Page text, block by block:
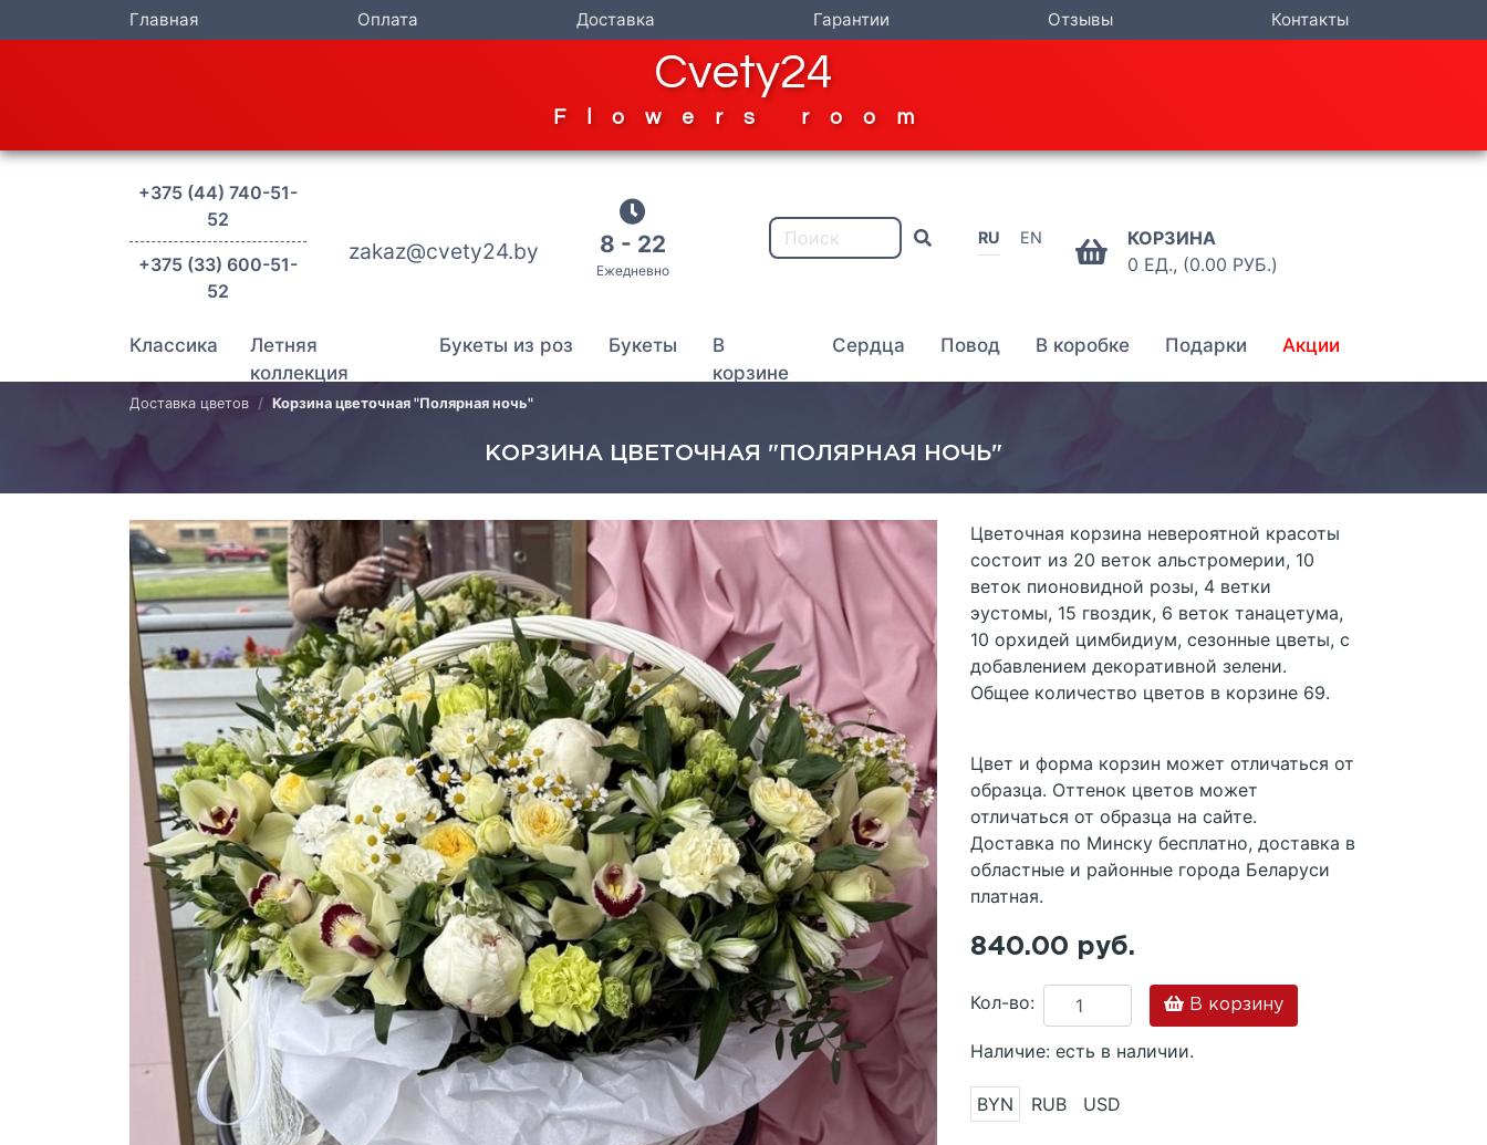
Главная Оплата Доставка Гарантии Отзывы Контакты
Cvety24
Flowers room
+375 (44) 740-51-
52
+375 (33) 600-51-
52
zakaz@cvety24.by 8 - 22
Ежедневно
RU EN
КОРЗИНА
0 ЕД., (0.00 РУБ.)
Классика
Летняя
коллекция
Букеты из роз Букеты
В
корзине
Сердца Повод В коробке Подарки Акции
Доставка цветов Корзина цветочная "Полярная ночь"
КОРЗИНА ЦВЕТОЧНАЯ "ПОЛЯРНАЯ НОЧЬ"
Цветочная корзина невероятной красоты
состоит из 20 веток альстромерии, 10
веток пионовидной розы, 4 ветки
эустомы, 15 гвоздик, 6 веток танацетума,
10 орхидей цимбидиум, сезонные цветы, с
добавлением декоративной зелени.
Общее количество цветов в корзине 69.
Цвет и форма корзин может отличаться от
образца. Оттенок цветов может
отличаться от образца на сайте.
Доставка по Минску бесплатно, доставка в
областные и районные города Беларуси
платная.
840.00 руб.
Кол-во: В корзину
Наличие: есть в наличии.
BYN RUB USD